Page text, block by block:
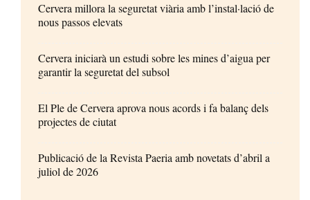
Cervera millora la seguretat viària amb l’instal·lació de
nous passos elevats
Cervera iniciarà un estudi sobre les mines d’aigua per
garantir la seguretat del subsol
El Ple de Cervera aprova nous acords i fa balanç dels
projectes de ciutat
Publicació de la Revista Paeria amb novetats d’abril a
juliol de 2026